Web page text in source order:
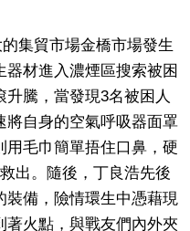
集貿市場金橋市場發生
材進入濃煙區搜索被困
升騰，當發現3名被困人
將自身的空氣呼吸器面罩
毛巾簡單捂住口鼻，硬
出。隨後，丁良浩先後
裝備，險情環生中憑藉現
火點，與戰友們內外夾